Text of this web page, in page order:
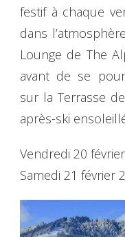
festif à chaque
dans
Lounge de The
avant de se
sur la Terrasse
après-ski
Vendredi 20
Samedi 21 février